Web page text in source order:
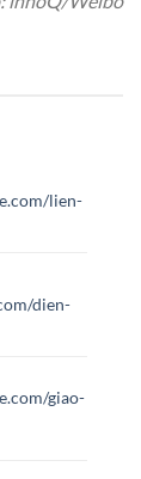
lien-
dien-
giao-